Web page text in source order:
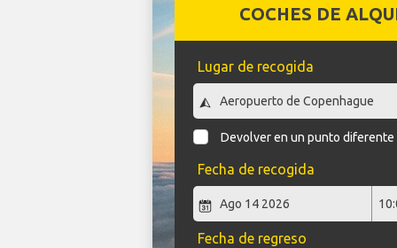
COCHES DE
Lugar de recogida
Devolver en un punto diferente
Fecha de recogida
Fecha de regreso